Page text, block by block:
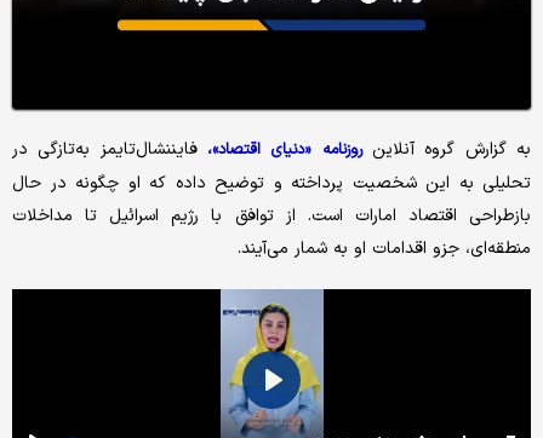
به گزارش گروه آنلاینروزنامه «دنیای اقتصاد»، فایننشال‌تایمز به‌تازگی در
تحلیلی به این شخصیت پرداخته و توضیح داده که او چگونه در حال
بازطراحی اقتصاد امارات است. از توافق با رژیم اسرائیل تا مداخلات
منطقه‌‌ای، جزو اقدامات او به شمار می‌آیند.